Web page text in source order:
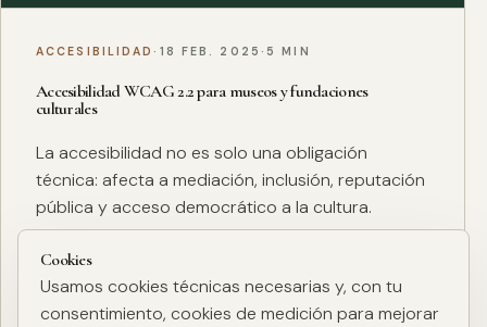
ACCESIBILIDAD · 18 FEB. 2025 · 5 MIN
Accesibilidad WCAG 2.2 para museos y fundaciones
culturales
La accesibilidad no es solo una obligación
técnica: afecta a mediación, inclusión, reputación
pública y acceso democrático a la cultura.
Cookies
Usamos cookies técnicas necesarias y, con tu
consentimiento, cookies de medición para mejorar